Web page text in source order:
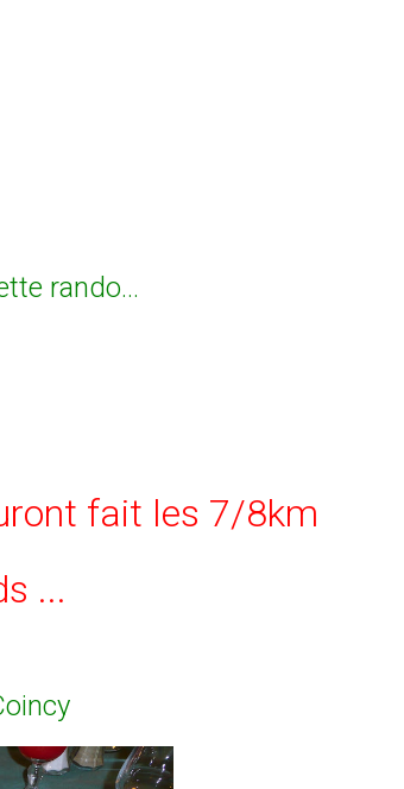
rando...
fait les 7/8km
...